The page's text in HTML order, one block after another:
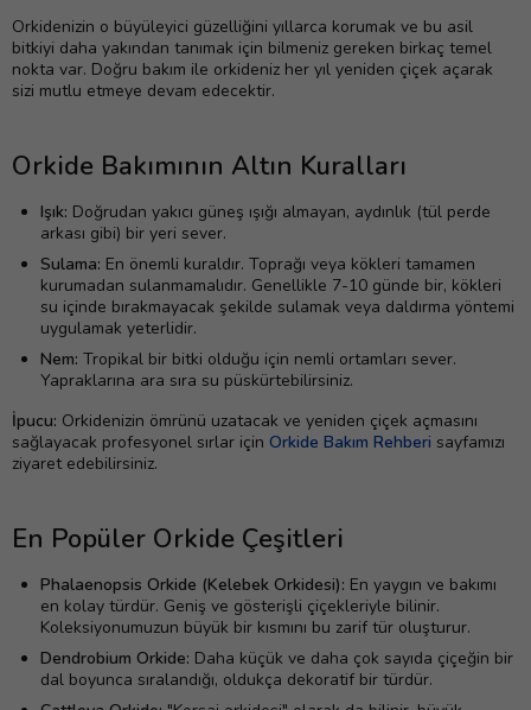
Orkidenizin o büyüleyici güzelliğini yıllarca korumak ve bu asil
bitkiyi daha yakından tanımak için bilmeniz gereken birkaç temel
nokta var. Doğru bakım ile orkideniz her yıl yeniden çiçek açarak
sizi mutlu etmeye devam edecektir.
Orkide Bakımının Altın Kuralları
Işık: Doğrudan yakıcı güneş ışığı almayan, aydınlık (tül perde
arkası gibi) bir yeri sever.
Sulama: En önemli kuraldır. Toprağı veya kökleri tamamen
kurumadan sulanmamalıdır. Genellikle 7-10 günde bir, kökleri
su içinde bırakmayacak şekilde sulamak veya daldırma yöntemi
uygulamak yeterlidir.
Nem: Tropikal bir bitki olduğu için nemli ortamları sever.
Yapraklarına ara sıra su püskürtebilirsiniz.
İpucu: Orkidenizin ömrünü uzatacak ve yeniden çiçek açmasını
sağlayacak profesyonel sırlar için Orkide Bakım Rehberi sayfamızı
ziyaret edebilirsiniz.
En Popüler Orkide Çeşitleri
Phalaenopsis Orkide (Kelebek Orkidesi): En yaygın ve bakımı
en kolay türdür. Geniş ve gösterişli çiçekleriyle bilinir.
Koleksiyonumuzun büyük bir kısmını bu zarif tür oluşturur.
Dendrobium Orkide: Daha küçük ve daha çok sayıda çiçeğin bir
dal boyunca sıralandığı, oldukça dekoratif bir türdür.